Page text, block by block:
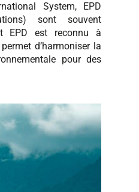
System, EPD
sont souvent
EPD est reconnu à
d’harmoniser la
pour des